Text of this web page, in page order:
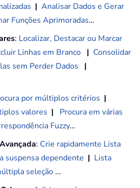
| Analisar Dados e Gerar
Funções Aprimoradas…
: Localizar, Destacar ou Marcar
Linhas em Branco | Consolidar
sem Perder Dados
|
por múltiplos critérios |
valores |
Procura em várias
Fuzzy...
: Crie rapidamente Lista
suspensa dependente | Lista
seleção ...